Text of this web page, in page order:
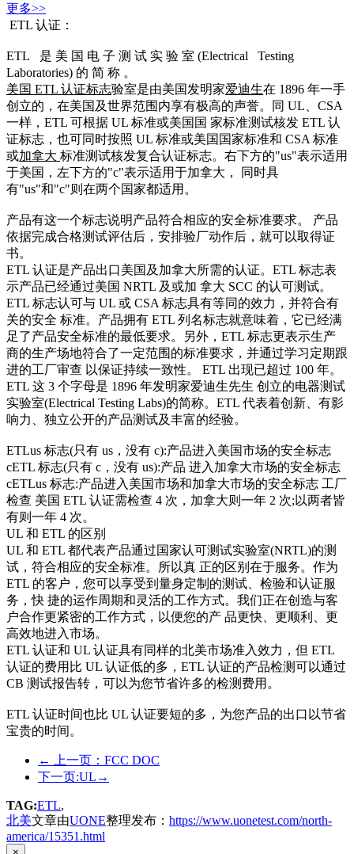
更多>>
ETL 认证：
ETL 是 美 国 电 子 测 试 实 验 室 (Electrical Testing
Laboratories) 的 简 称 。
美国 ETL 认证标志验室是由美国发明家爱迪生在 1896 年一手
创立的，在美国及世界范围内享有极高的声誉。同 UL、CSA
一样，ETL 可根据 UL 标准或美国国 家标准测试核发 ETL 认
证标志，也可同时按照 UL 标准或美国国家标准和 CSA 标准
或加拿大 标准测试核发复合认证标志。右下方的"us"表示适用
于美国，左下方的"c"表示适用于加拿大， 同时具
有"us"和"c"则在两个国家都适用。
产品有这一个标志说明产品符合相应的安全标准要求。 产品
依据完成合格测试评估后，安排验厂动作后，就可以取得证
书。
ETL 认证是产品出口美国及加拿大所需的认证。ETL 标志表
示产品已经通过美国 NRTL 及或加 拿大 SCC 的认可测试。
ETL 标志认可与 UL 或 CSA 标志具有等同的效力，并符合有
关的安全 标准。产品拥有 ETL 列名标志就意味着，它已经满
足了产品安全标准的最低要求。另外，ETL 标志更表示生产
商的生产场地符合了一定范围的标准要求，并通过学习定期跟
进的工厂审查 以保证持续一致性。 ETL 出现已超过 100 年。
ETL 这 3 个字母是 1896 年发明家爱迪生先生 创立的电器测试
实验室(Electrical Testing Labs)的简称。ETL 代表着创新、有影
响力、独立公开的产品测试及丰富的经验。
ETLus 标志(只有 us，没有 c):产品进入美国市场的安全标志
cETL 标志(只有 c，没有 us):产品 进入加拿大市场的安全标志
cETLus 标志:产品进入美国市场和加拿大市场的安全标志 工厂
检查 美国 ETL 认证需检查 4 次，加拿大则一年 2 次;以两者皆
有则一年 4 次。
UL 和 ETL 的区别
UL 和 ETL 都代表产品通过国家认可测试实验室(NRTL)的测
试，符合相应的安全标准。所以真 正的区别在于服务。作为
ETL 的客户，您可以享受到量身定制的测试、检验和认证服
务，快 捷的运作周期和灵活的工作方式。我们正在创造与客
户合作更紧密的工作方式，以便您的产 品更快、更顺利、更
高效地进入市场。
ETL 认证和 UL 认证具有同样的北美市场准入效力，但 ETL
认证的费用比 UL 认证低的多，ETL 认证的产品检测可以通过
CB 测试报告转，可以为您节省许多的检测费用。
ETL 认证时间也比 UL 认证要短的多，为您产品的出口以节省
宝贵的时间。
←
上一页：FCC DOC
下一页:UL →
TAG:ETL,
北美文章由UONE整理发布： https://www.uonetest.com/north-
america/15351.html